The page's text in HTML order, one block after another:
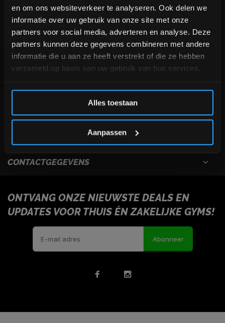
en om ons websiteverkeer te analyseren. Ook delen we
informatie over uw gebruik van onze site met onze
partners voor social media, adverteren en analyse. Deze
partners kunnen deze gegevens combineren met andere
informatie die u aan ze heeft verstrekt of die ze hebben
verzameld op basis van uw gebruik van hun services.
Alles toestaan
Aanpassen
CONTACTGEGEVENS
ONTVANG ONZE NIEUWSTE DEALS EN
UPDATES VOOR THUIS ÉN ZAKELIJKE GYMS!
Abonneer
Schrijf je in voor onze nieuwsbrief om op de hoogte te
blijven over onze nieuwe producten, deals en meer
interessante info. Ontvang 5% korting op je eerstvolgende
aankoop! 😀
Inschrijven
*Verzendkosten vallen buiten de korting